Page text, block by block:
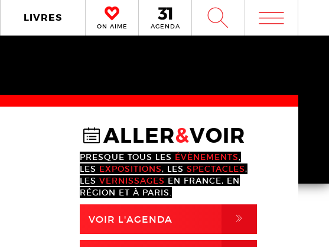
LIVRES
ON AIME AGENDA W m
@ALLER&VOIR
PRESQUE TOUS LES ÉVÈNEMENTS,
LES EXPOSITIONS, LES SPECTACLES,
LES VERNISSAGES EN FRANCE, EN
RÉGION ET À PARIS.
VOIR L'AGENDA ,